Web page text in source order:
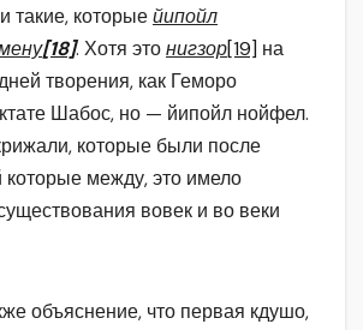
такие, которыейипойл
[18]. Хотя этонигзор[19] на
творения, как Геморо
Шабос, но — йипойл нойфел.
которые были после
которые между, это имело
вовек и во веки
объяснение, что первая кдушо,